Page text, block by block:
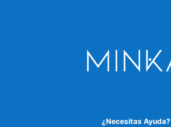
¿Necesitas Ayuda?